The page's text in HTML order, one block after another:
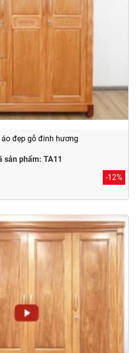
đẹp gỗ đinh hương
sản phẩm: TA11
-12%